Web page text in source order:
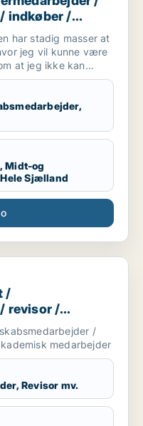
indkøber /
har stadig masser at
jeg vil kunne være
at jeg ikke kan
er ikke bleg for at
ikke kun inde for en
Midt-og
Sjælland
/ revisor
/
revisor /
/
medarbejder
Revisor mv.